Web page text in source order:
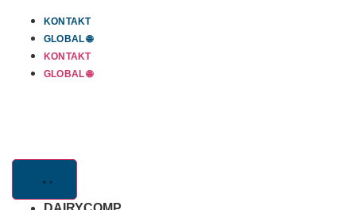
content
KONTAKT
GLOBAL 🌐
KONTAKT
GLOBAL 🌐